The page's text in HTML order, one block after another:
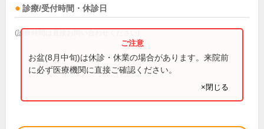
診療/受付時間・休診日
(診療時間は直接お問い合わせください)
お盆(8月中旬)は休診・休業の場合があります。来院前
に必ず医療機関に直接ご確認ください。
×閉じる